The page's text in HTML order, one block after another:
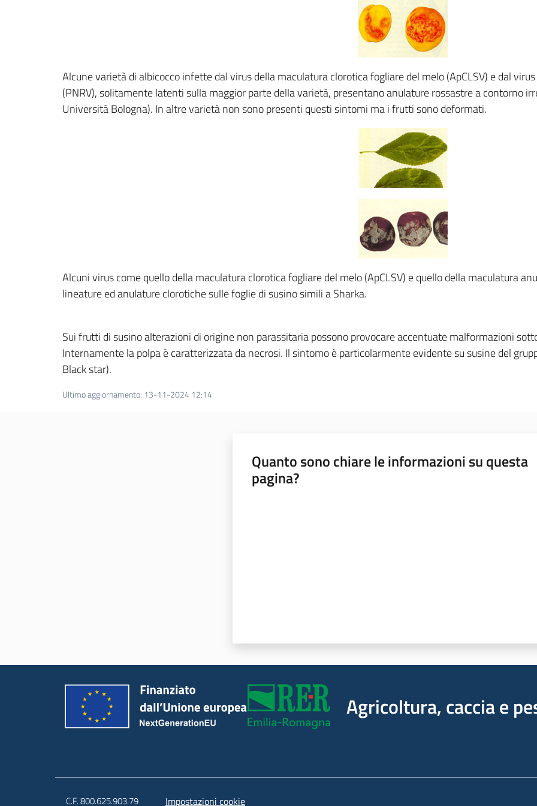
Alcune varietà di albicocco infette dal virus della maculatura clorotica fogliare del melo (ApCLSV) e dal
(PNRV), solitamente latenti sulla maggior parte della varietà, presentano anulature rossastre a contorno
Università Bologna). In altre varietà non sono presenti questi sintomi ma i frutti sono deformati.
Alcuni virus come quello della maculatura clorotica fogliare del melo (ApCLSV) e quello della maculatura
lineature ed anulature clorotiche sulle foglie di susino simili a Sharka.
Sui frutti di susino alterazioni di origine non parassitaria possono provocare accentuate malformazioni
Internamente la polpa è caratterizzata da necrosi. Il sintomo è particolarmente evidente su susine del
Black star).
Ultimo aggiornamento: 13-11-2024 12:14
Quanto sono chiare le informazioni su questa
pagina?
Agricoltura, caccia e
C.F. 800.625.903.79 Impostazioni cookie